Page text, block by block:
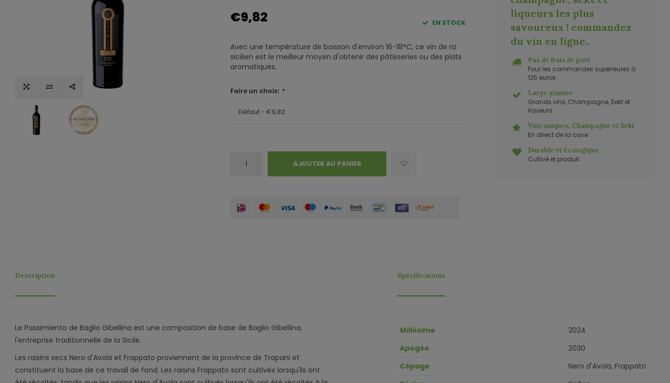
€9,82 EN STOCK
Avec une température de boisson d'environ 16-18°C, ce vin de riz
sicilien est le meilleur moyen d'obtenir des pâtisseries ou des plats
aromatiques.
Faire un choix: *
Défaut - €9,82
AJOUTER AU PANIER
liqueurs les plus
savoureux ! commandez
du vin en ligne..
Pas de frais de port
Pour les commandes supérieures à
125 euros
Large gamme
Grands vins, Champagne, Sekt et
liqueurs
Vins uniques, Champagne et Sekt
En direct de la cave
Durable et écologique
Cultivé et produit
Description Spécifications
Le Passimiento de Baglio Gibellina est une composition de base de Baglio Gibellina,
l'entreprise traditionnelle de la Sicile.
Les raisins secs Nero d'Avola et Frappato proviennent de la province de Trapani et
constituent la base de ce travail de fond. Les raisins Frappato sont cultivés lorsqu'ils ont
Millésime
2024
Apogée
2030
Cépage
Nero d'Avola, Frappato